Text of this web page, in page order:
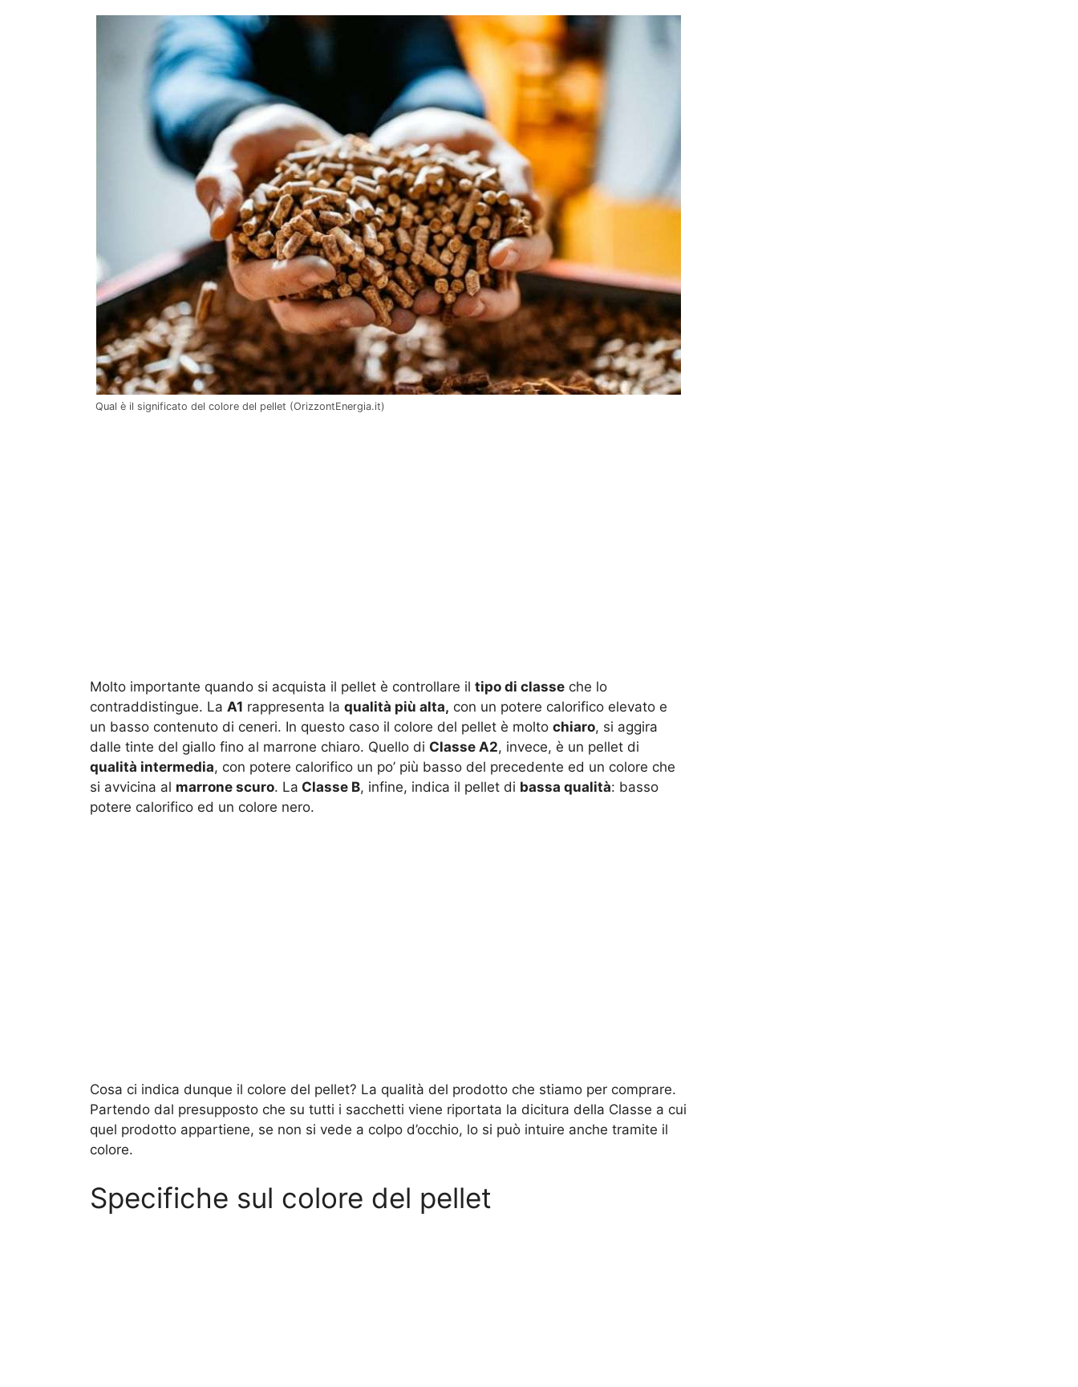
Qual è il significato del colore del pellet (OrizzontEnergia.it)
Molto importante quando si acquista il pellet è controllare il tipo di classe che lo
contraddistingue. La A1 rappresenta la qualità più alta, con un potere calorifico elevato e
un basso contenuto di ceneri. In questo caso il colore del pellet è molto chiaro, si aggira
dalle tinte del giallo fino al marrone chiaro. Quello di Classe A2, invece, è un pellet di
qualità intermedia, con potere calorifico un po’ più basso del precedente ed un colore che
si avvicina al marrone scuro. La Classe B, infine, indica il pellet di bassa qualità: basso
potere calorifico ed un colore nero.
Cosa ci indica dunque il colore del pellet? La qualità del prodotto che stiamo per comprare.
Partendo dal presupposto che su tutti i sacchetti viene riportata la dicitura della Classe a cui
quel prodotto appartiene, se non si vede a colpo d’occhio, lo si può intuire anche tramite il
colore.
Specifiche sul colore del pellet